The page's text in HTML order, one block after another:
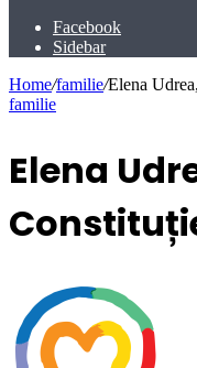
Facebook
Sidebar
Home/familie/Elena
familie
Elena